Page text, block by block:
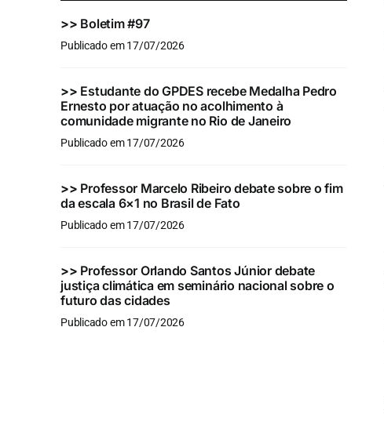
>> Boletim #97
Publicado em 17/07/2026
>> Estudante do GPDES recebe Medalha Pedro
Ernesto por atuação no acolhimento à
comunidade migrante no Rio de Janeiro
Publicado em 17/07/2026
>> Professor Marcelo Ribeiro debate sobre o fim
da escala 6×1 no Brasil de Fato
Publicado em 17/07/2026
>> Professor Orlando Santos Júnior debate
justiça climática em seminário nacional sobre o
futuro das cidades
Publicado em 17/07/2026